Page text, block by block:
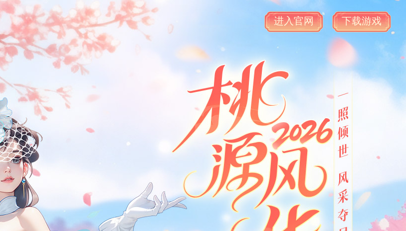
进入官网 下载游戏